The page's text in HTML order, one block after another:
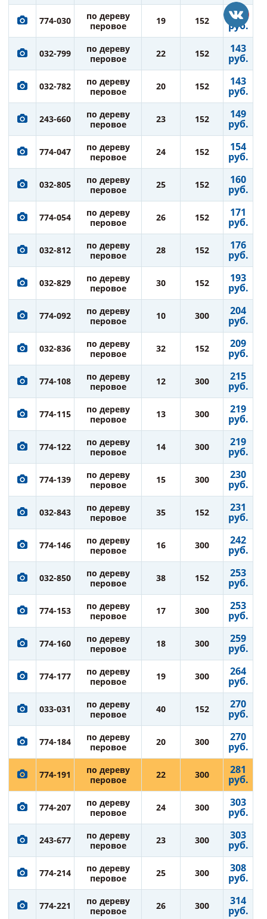
774-030
по дереву
перовое
19 152 138
руб.
032-799
по дереву
перовое
22 152 143
руб.
032-782
по дереву
перовое
20 152 143
руб.
243-660
по дереву
перовое
23 152 149
руб.
774-047
по дереву
перовое
24 152 154
руб.
032-805
по дереву
перовое
25 152 160
руб.
774-054
по дереву
перовое
26 152 171
руб.
032-812
по дереву
перовое
28 152 176
руб.
032-829
по дереву
перовое
30 152 193
руб.
774-092
по дереву
перовое
10 300 204
руб.
032-836
по дереву
перовое
32 152 209
руб.
774-108
по дереву
перовое
12 300 215
руб.
774-115
по дереву
перовое
13 300 219
руб.
774-122
по дереву
перовое
14 300 219
руб.
774-139
по дереву
перовое
15 300 230
руб.
032-843
по дереву
перовое
35 152 231
руб.
774-146
по дереву
перовое
16 300 242
руб.
032-850
по дереву
перовое
38 152 253
руб.
774-153
по дереву
перовое
17 300 253
руб.
774-160
по дереву
перовое
18 300 259
руб.
774-177
по дереву
перовое
19 300 264
руб.
033-031
по дереву
перовое
40 152 270
руб.
774-184
по дереву
перовое
20 300 270
руб.
774-191
по дереву
перовое
22 300 281
руб.
774-207
по дереву
перовое
24 300 303
руб.
243-677
по дереву
перовое
23 300 303
руб.
774-214
по дереву
перовое
25 300 308
руб.
774-221
по дереву
перовое
26 300 314
руб.